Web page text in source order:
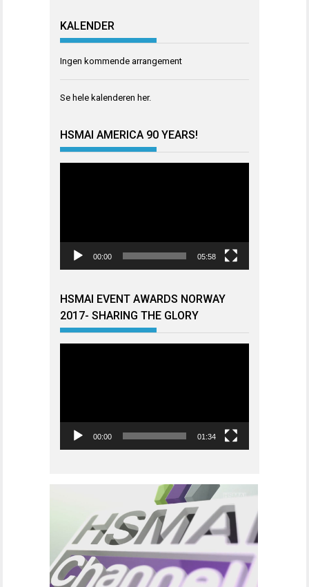
KALENDER
Ingen kommende arrangement
Se hele kalenderen her.
HSMAI AMERICA 90 YEARS!
00:00 05:58
HSMAI EVENT AWARDS NORWAY
2017- SHARING THE GLORY
00:00 01:34